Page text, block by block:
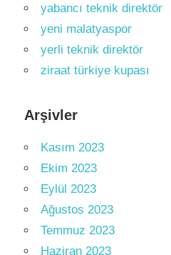
yabancı teknik direktör
yeni malatyaspor
yerli teknik direktör
ziraat türkiye kupası
Arşivler
Kasım 2023
Ekim 2023
Eylül 2023
Ağustos 2023
Temmuz 2023
Haziran 2023